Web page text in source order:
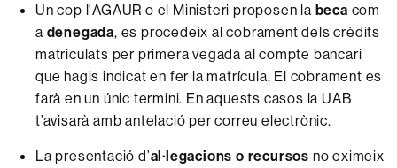
Un cop l'AGAUR o el Ministeri proposen la beca com
a denegada, es procedeix al cobrament dels crèdits
matriculats per primera vegada al compte bancari
que hagis indicat en fer la matrícula. El cobrament es
farà en un únic termini. En aquests casos la UAB
t’avisarà amb antelació per correu electrònic.
La presentació d’al·legacions o recursos no eximeix